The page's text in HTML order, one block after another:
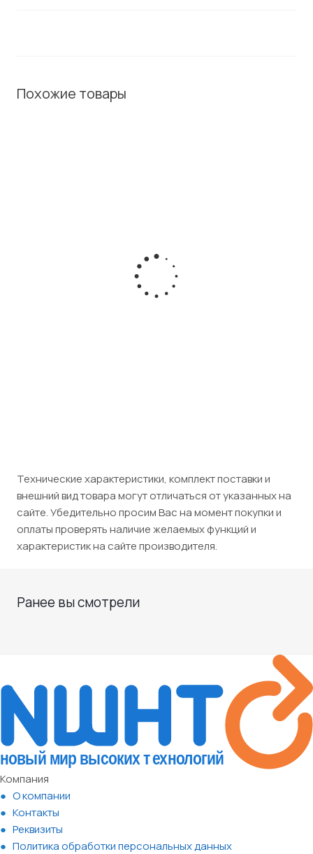
Похожие товары
Калькулятор Texas Instruments TI-84 Plus
Есть в наличии
Технические характеристики, комплект поставки и
внешний вид товара могут отличаться от указанных на
сайте. Убедительно просим Вас на момент покупки и
оплаты проверять наличие желаемых функций и
характеристик на сайте производителя.
Ранее вы смотрели
Компания
О компании
Контакты
Реквизиты
Политика обработки персональных данных